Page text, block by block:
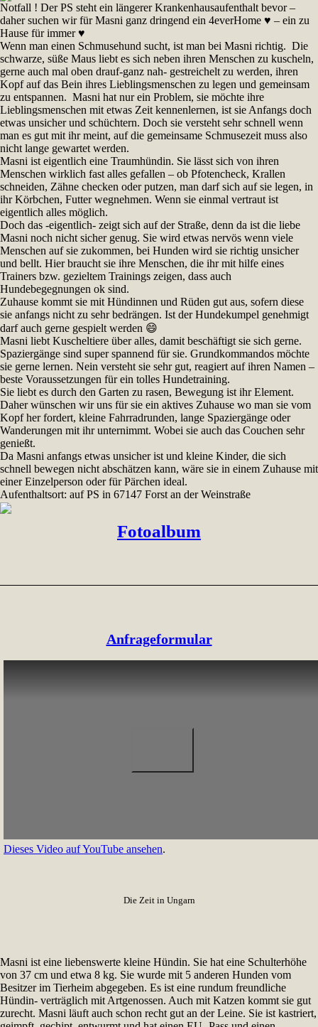
Notfall ! Der PS steht ein längerer Krankenhausaufenthalt bevor –
daher suchen wir für Masni ganz dringend ein 4everHome ♥ – ein zu
Hause für immer ♥
Wenn man einen Schmusehund sucht, ist man bei Masni richtig. Die
schwarze, süße Maus liebt es sich neben ihren Menschen zu kuscheln,
gerne auch mal oben drauf-ganz nah- gestreichelt zu werden, ihren
Kopf auf das Bein ihres Lieblingsmenschen zu legen und gemeinsam
zu entspannen. Masni hat nur ein Problem, sie möchte ihre
Lieblingsmenschen mit etwas Zeit kennenlernen, ist sie Anfangs doch
etwas unsicher und schüchtern. Doch sie versteht sehr schnell wenn
man es gut mit ihr meint, auf die gemeinsame Schmusezeit muss also
nicht lange gewartet werden.
Masni ist eigentlich eine Traumhündin. Sie lässt sich von ihren
Menschen wirklich fast alles gefallen – ob Pfotencheck, Krallen
schneiden, Zähne checken oder putzen, man darf sich auf sie legen, in
ihr Körbchen, Futter wegnehmen. Wenn sie einmal vertraut ist
eigentlich alles möglich.
Doch das -eigentlich- zeigt sich auf der Straße, denn da ist die liebe
Masni noch nicht sicher genug. Sie wird etwas nervös wenn viele
Menschen auf sie zukommen, bei Hunden wird sie richtig unsicher
und bellt. Hier braucht sie ihre Menschen, die ihr mit hilfe eines
Trainers bzw. gezieltem Trainings zeigen, dass auch
Hundebegegnungen ok sind.
Zuhause kommt sie mit Hündinnen und Rüden gut aus, sofern diese
sie anfangs nicht zu sehr bedrängen. Ist der Hundekumpel genehmigt
darf auch gerne gespielt werden 😄
Masni liebt Kuscheltiere über alles, damit beschäftigt sie sich gerne.
Spaziergänge sind super spannend für sie. Grundkommandos möchte
sie gerne lernen. Nein versteht sie sehr gut, reagiert auf ihren Namen –
beste Voraussetzungen für ein tolles Hundetraining.
Sie liebt es durch den Garten zu rasen, Bewegung ist ihr Element.
Daher wünschen wir uns für sie ein aktives Zuhause wo man sie vom
Kopf her fordert, kleine Fahrradrunden, lange Spaziergänge oder
Wanderungen mit ihr unternimmt. Wobei sie auch das Couchen sehr
genießt.
Da Masni anfangs etwas unsicher ist und kleine Kinder, die sich
schnell bewegen nicht abschätzen kann, wäre sie in einem Zuhause mit
einer Einzelperson oder für Pärchen ideal.
Aufenthaltsort: auf PS in 67147 Forst an der Weinstraße
Fotoalbum
Anfrageformular
Dieses Video auf YouTube ansehen.
Die Zeit in Ungarn
Masni ist eine liebenswerte kleine Hündin. Sie hat eine Schulterhöhe
von 37 cm und etwa 8 kg. Sie wurde mit 5 anderen Hunden vom
Besitzer im Tierheim abgegeben. Es ist eine rundum freundliche
Hündin- verträglich mit Artgenossen. Auch mit Katzen kommt sie gut
zurecht. Masni läuft auch schon recht gut an der Leine. Sie ist kastriert,